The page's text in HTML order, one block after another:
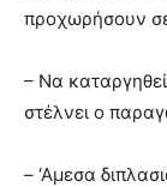
προχωρήσουν
– Να
στέλνει ο
– ‘Αμεσα